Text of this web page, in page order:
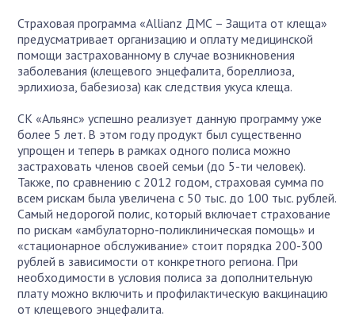
Страховая программа «Allianz ДМС – Защита от клеща»
предусматривает организацию и оплату медицинской
помощи застрахованному в случае возникновения
заболевания (клещевого энцефалита, бореллиоза,
эрлихиоза, бабезиоза) как следствия укуса клеща.
СК «Альянс» успешно реализует данную программу уже
более 5 лет. В этом году продукт был существенно
упрощен и теперь в рамках одного полиса можно
застраховать членов своей семьи (до 5-ти человек).
Также, по сравнению с 2012 годом, страховая сумма по
всем рискам была увеличена с 50 тыс. до 100 тыс. рублей.
Самый недорогой полис, который включает страхование
по рискам «амбулаторно-поликлиническая помощь» и
«стационарное обслуживание» стоит порядка 200-300
рублей в зависимости от конкретного региона. При
необходимости в условия полиса за дополнительную
плату можно включить и профилактическую вакцинацию
от клещевого энцефалита.